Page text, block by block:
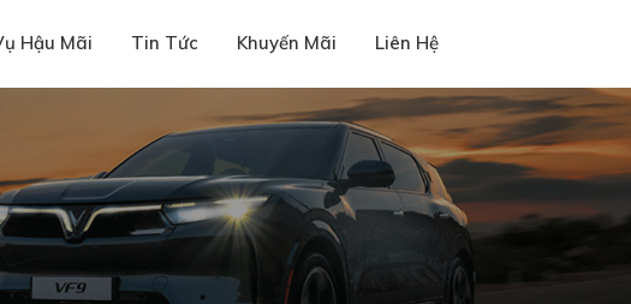
Hậu Mãi Tin Tức Khuyến Mãi Liên Hệ